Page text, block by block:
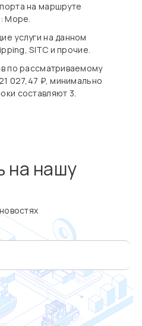
на маршруте
: Море.
услуги на данном
SITC и прочие.
по рассматриваемому
027,47 ₽, минимально
составляют 3.
на нашу